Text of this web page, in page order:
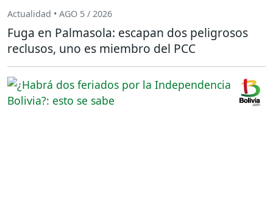
Actualidad • AGO 5 / 2026
Fuga en Palmasola: escapan dos peligrosos
reclusos, uno es miembro del PCC